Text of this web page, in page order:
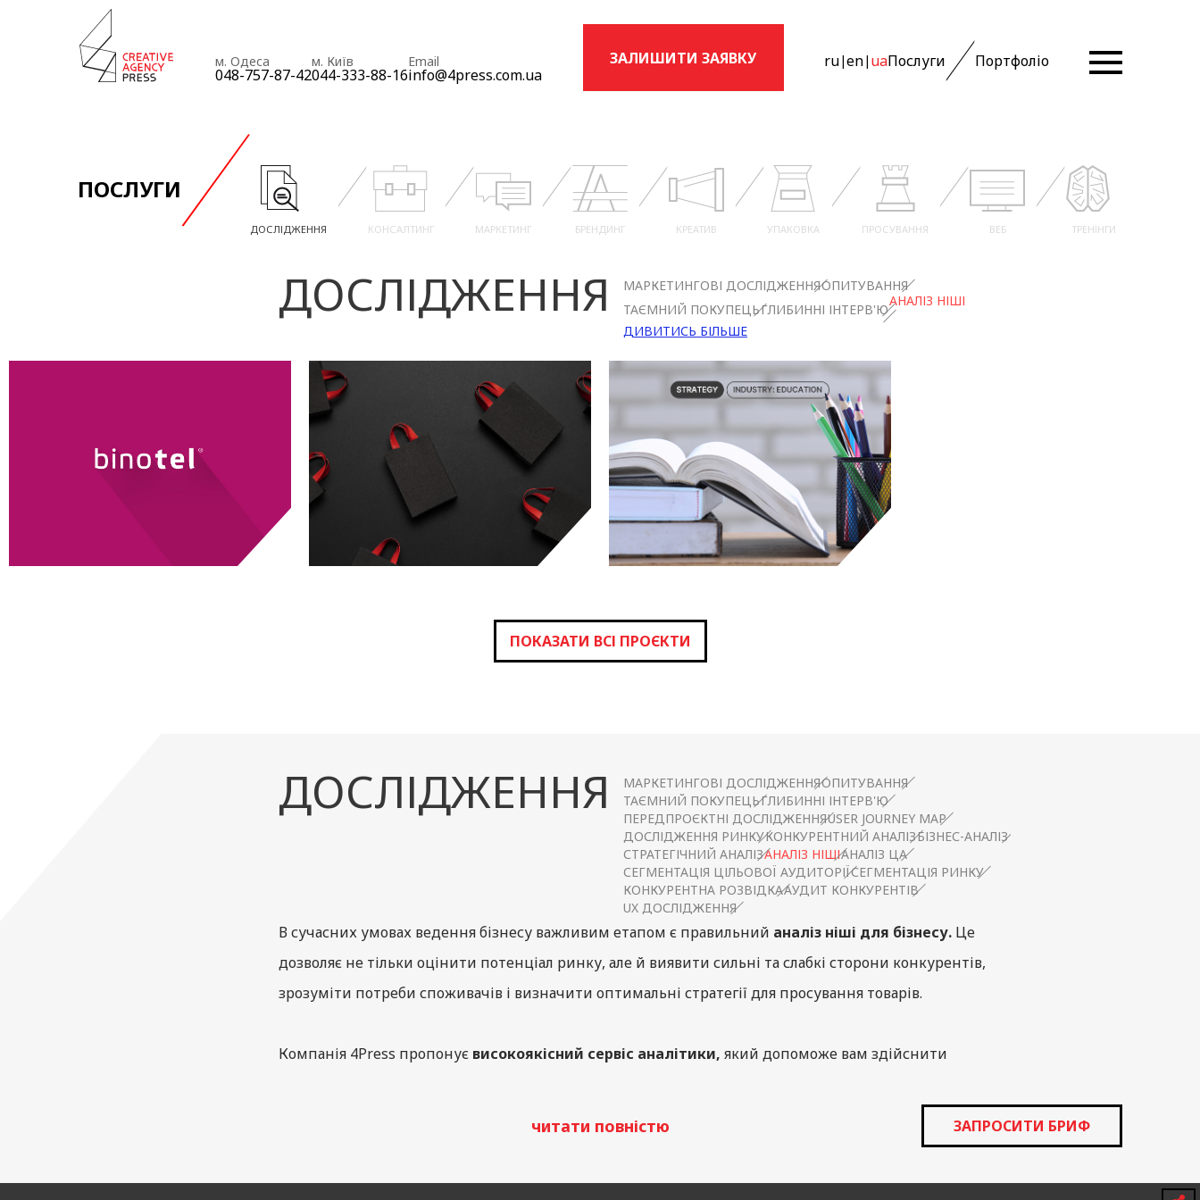
м. Одеса
048-757-87-42
м. Київ
044-333-88-16
Email
info@4press.com.ua
ЗАЛИШИТИ ЗАЯВКУ ru|en| uaПослуги Портфоліо
ПОСЛУГИ
ДОСЛІДЖЕННЯ КОНСАЛТИНГ МАРКЕТИНГ БРЕНДИНГ КРЕАТИВ УПАКОВКА ПРОСУВАННЯ ВЕБ ТРЕНІНГИ
ДОСЛІДЖЕННЯ МАРКЕТИНГОВІ ДОСЛІДЖЕННЯОПИТУВАННЯ
ТАЄМНИЙ ПОКУПЕЦЬГЛИБИННІ ІНТЕРВ'Ю
АНАЛІЗ НІШІ
ДИВИТИСЬ БІЛЬШЕ
BINOTEL РІТЕЙЛ
дослідження
ПРОЄКТ ДЛЯ
ЗАКЛАДУ ОСВІТИ
консалтинг
ПОКАЗАТИ ВСІ ПРОЄКТИ
ДОСЛІДЖЕННЯ МАРКЕТИНГОВІ ДОСЛІДЖЕННЯОПИТУВАННЯ
ТАЄМНИЙ ПОКУПЕЦЬГЛИБИННІ ІНТЕРВ'Ю
ПЕРЕДПРОЄКТНІ ДОСЛІДЖЕННЯUSER JOURNEY MAP
ДОСЛІДЖЕННЯ РИНКУКОНКУРЕНТНИЙ АНАЛІЗБІЗНЕС-АНАЛІЗ
СТРАТЕГІЧНИЙ АНАЛІЗАНАЛІЗ НІШІАНАЛІЗ ЦА
СЕГМЕНТАЦІЯ ЦІЛЬОВОЇ АУДИТОРІЇСЕГМЕНТАЦІЯ РИНКУ
КОНКУРЕНТНА РОЗВІДКААУДИТ КОНКУРЕНТІВ
UX ДОСЛІДЖЕННЯ
В сучасних умовах ведення бізнесу важливим етапом є правильний аналіз ніші для бізнесу. Це
дозволяє не тільки оцінити потенціал ринку, але й виявити сильні та слабкі сторони конкурентів,
зрозуміти потреби споживачів і визначити оптимальні стратегії для просування товарів.
Компанія 4Press пропонує високоякісний сервіс аналітики, який допоможе вам здійснити
Ми використовуємо передові
читати повністю ЗАПРОСИТИ БРИФ